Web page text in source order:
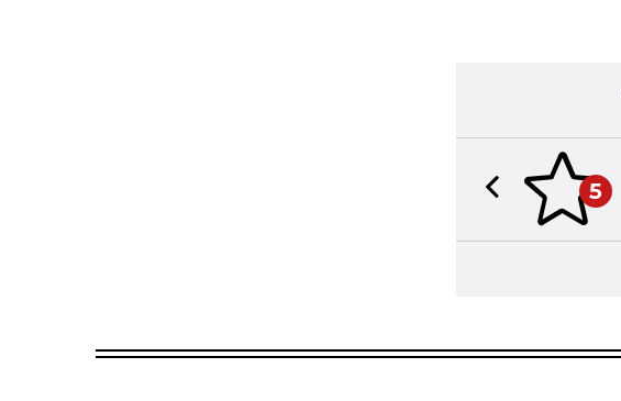
5
Previous slide